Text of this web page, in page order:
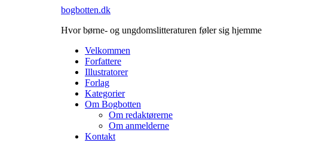
bogbotten.dk
Hvor børne- og ungdomslitteraturen føler sig hjemme
Velkommen
Forfattere
Illustratorer
Forlag
Kategorier
Om Bogbotten
Om redaktørerne
Om anmelderne
Kontakt